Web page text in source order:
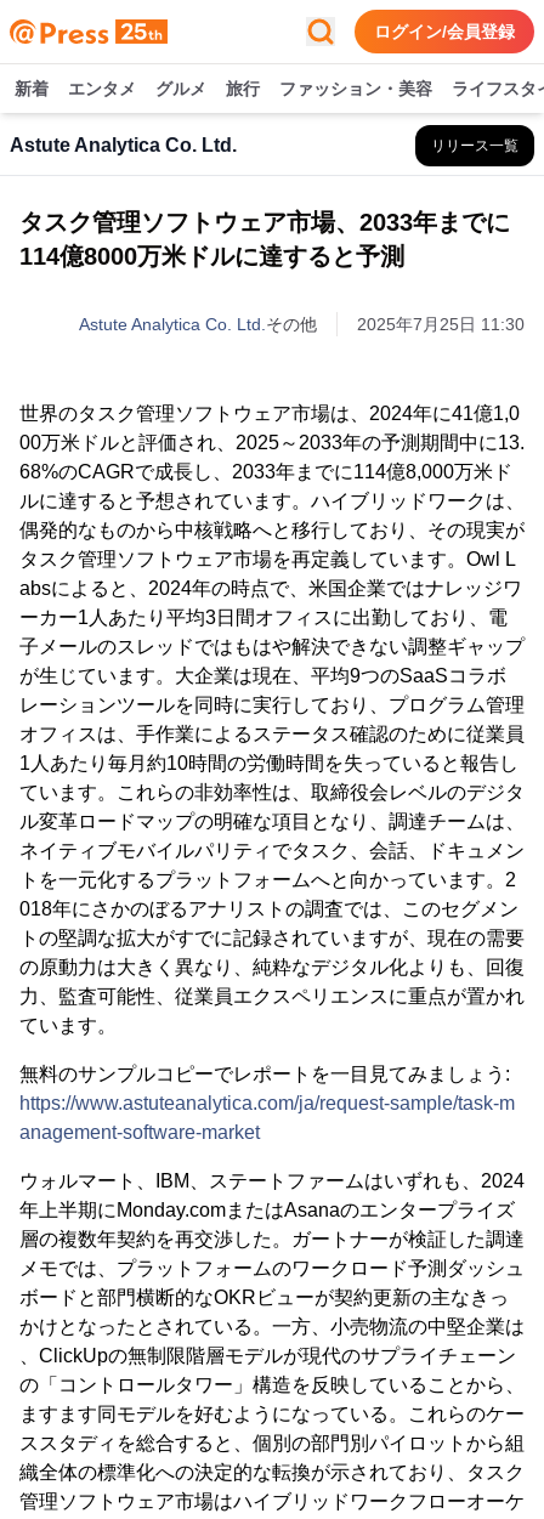
ログイン/会員登録
新着 エンタメ グルメ 旅行 ファッション・美容 ライフスタ
Astute Analytica Co. Ltd. リリース一覧
タスク管理ソフトウェア市場、2033年までに
114億8000万米ドルに達すると予測
Astute Analytica Co. Ltd. その他 2025年7月25日 11:30
世界のタスク管理ソフトウェア市場は、2024年に41億1,0
00万米ドルと評価され、2025～2033年の予測期間中に13.
68%のCAGRで成長し、2033年までに114億8,000万米ド
ルに達すると予想されています。ハイブリッドワークは、
偶発的なものから中核戦略へと移行しており、その現実が
タスク管理ソフトウェア市場を再定義しています。Owl L
absによると、2024年の時点で、米国企業ではナレッジワ
ーカー1人あたり平均3日間オフィスに出勤しており、電
子メールのスレッドではもはや解決できない調整ギャップ
が生じています。大企業は現在、平均9つのSaaSコラボ
レーションツールを同時に実行しており、プログラム管理
オフィスは、手作業によるステータス確認のために従業員
1人あたり毎月約10時間の労働時間を失っていると報告し
ています。これらの非効率性は、取締役会レベルのデジタ
ル変革ロードマップの明確な項目となり、調達チームは、
ネイティブモバイルパリティでタスク、会話、ドキュメン
トを一元化するプラットフォームへと向かっています。2
018年にさかのぼるアナリストの調査では、このセグメン
トの堅調な拡大がすでに記録されていますが、現在の需要
の原動力は大きく異なり、純粋なデジタル化よりも、回復
力、監査可能性、従業員エクスペリエンスに重点が置かれ
ています。
無料のサンプルコピーでレポートを一目見てみましょう:
https://www.astuteanalytica.com/ja/request-sample/task-m
anagement-software-market
ウォルマート、IBM、ステートファームはいずれも、2024
年上半期にMonday.comまたはAsanaのエンタープライズ
層の複数年契約を再交渉した。ガートナーが検証した調達
メモでは、プラットフォームのワークロード予測ダッシュ
ボードと部門横断的なOKRビューが契約更新の主なきっ
かけとなったとされている。一方、小売物流の中堅企業は
、ClickUpの無制限階層モデルが現代のサプライチェーン
の「コントロールタワー」構造を反映していることから、
ますます同モデルを好むようになっている。これらのケー
ススタディを総合すると、個別の部門別パイロットから組
織全体の標準化への決定的な転換が示されており、タスク
管理ソフトウェア市場はハイブリッドワークフローオーケ